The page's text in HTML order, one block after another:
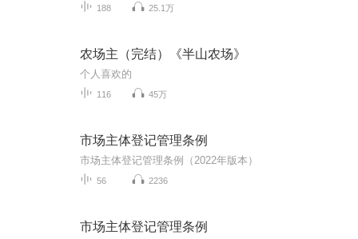
188 25.1万
农场主（完结）《半山农场》
个人喜欢的
116 45万
市场主体登记管理条例
市场主体登记管理条例（2022年版本）
56 2236
市场主体登记管理条例